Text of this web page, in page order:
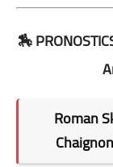
🏇
Roman